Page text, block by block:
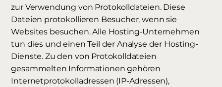
zur Verwendung von Protokolldateien. Diese
Dateien protokollieren Besucher, wenn sie
Websites besuchen. Alle Hosting-Unternehmen
tun dies und einen Teil der Analyse der Hosting-
Dienste. Zu den von Protokolldateien
gesammelten Informationen gehören
Internetprotokolladressen (IP-Adressen),